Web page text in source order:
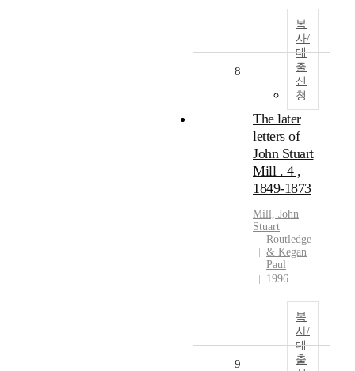
복
사/
대
출
신
청
8
The later
letters of
John Stuart
Mill . 4 ,
1849-1873
Mill, John
Stuart
Routledge
& Kegan
Paul
1996
복
사/
대
출
9